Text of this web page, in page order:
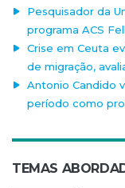
Pesquisador da
programa ACS
Crise em Ceuta
de migração,
Antonio Candido
período como
TEMAS